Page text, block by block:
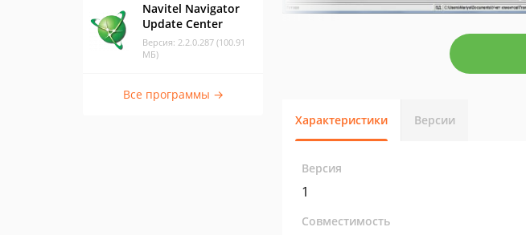
Navitel Navigator
Update Center
Версия: 2.2.0.287 (100.91
МБ)
Все программы →
Характеристики Версии
Версия
1
Совместимость